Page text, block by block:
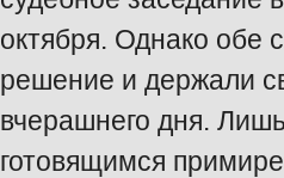
октября. Однако обе
решение и держали
вчерашнего дня.
готовящимся